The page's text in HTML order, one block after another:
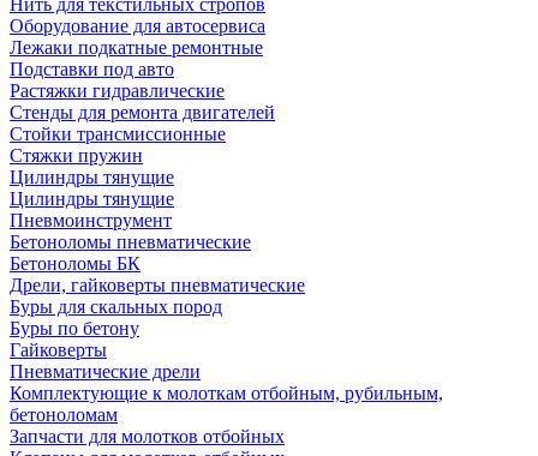
Нить для текстильных стропов
Оборудование для автосервиса
Лежаки подкатные ремонтные
Подставки под авто
Растяжки гидравлические
Стенды для ремонта двигателей
Стойки трансмиссионные
Стяжки пружин
Цилиндры тянущие
Цилиндры тянущие
Пневмоинструмент
Бетоноломы пневматические
Бетоноломы БК
Дрели, гайковерты пневматические
Буры для скальных пород
Буры по бетону
Гайковерты
Пневматические дрели
Комплектующие к молоткам отбойным, рубильным,
бетоноломам
Запчасти для молотков отбойных